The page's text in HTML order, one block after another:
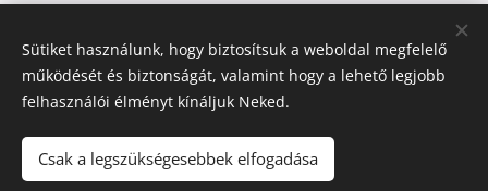
ennél sokkal összetettebb.
Az oldalt aWebnodeműködteti
Sütiket használunk, hogy biztosítsuk a weboldal megfelelő
működését és biztonságát, valamint hogy a lehető legjobb
felhasználói élményt kínáljuk Neked.
Csak a legszükségesebbek elfogadása